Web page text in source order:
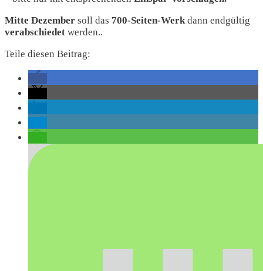
Mitte Dezember soll das 700-Seiten-Werkdann endgültig
verabschiedet werden..
Teile diesen Beitrag: